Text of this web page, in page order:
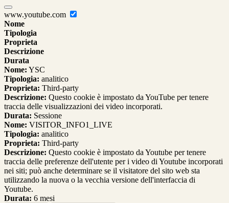
www.youtube.com
Nome
Tipologia
Proprieta
Descrizione
Durata
Nome: YSC
Tipologia: analitico
Proprieta: Third-party
Descrizione: Questo cookie è impostato da YouTube per tenere
traccia delle visualizzazioni dei video incorporati.
Durata: Sessione
Nome: VISITOR_INFO1_LIVE
Tipologia: analitico
Proprieta: Third-party
Descrizione: Questo cookie è impostato da Youtube per tenere
traccia delle preferenze dell'utente per i video di Youtube incorporati
nei siti; può anche determinare se il visitatore del sito web sta
utilizzando la nuova o la vecchia versione dell'interfaccia di
Youtube.
Durata: 6 mesi